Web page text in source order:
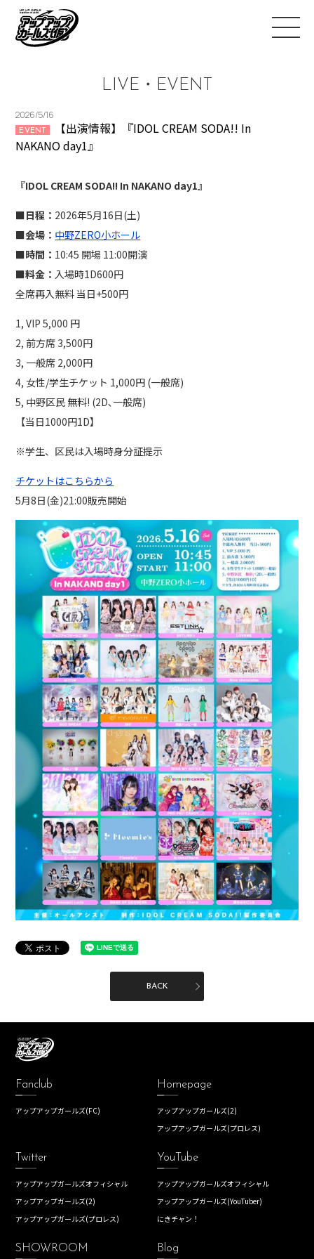
LIVE・EVENT
2026/5/16
EVENT
【出演情報】『IDOL CREAM SODA!! In
NAKANO day1』
『IDOL CREAM SODA!! In NAKANO day1』
■日程： 2026年5月16日(土)
■会場： 中野ZERO小ホール
■時間： 10:45 開場 11:00開演
■料金：入場時1D600円
全席再入無料 当日+500円
1, VIP 5,000 円
2, 前方席 3,500円
3, ⼀般席 2,000円
4, 女性/学生チケット 1,000円 (一般席)
5, 中野区民 無料! (2D､一般席)
【当日1000円1D】
※学生、区民は入場時身分証提示
チケットはこちらから
5月8日(金)21:00販売開始
BACK
Fanclub
アップアップガールズ(FC)
Homepage
アップアップガールズ(2)
アップアップガールズ(プロレス)
Twitter
アップアップガールズオフィシャル
アップアップガールズ(2)
アップアップガールズ(プロレス)
YouTube
アップアップガールズオフィシャル
アップアップガールズ(YouTuber)
にきチャン！
SHOWROOM Blog